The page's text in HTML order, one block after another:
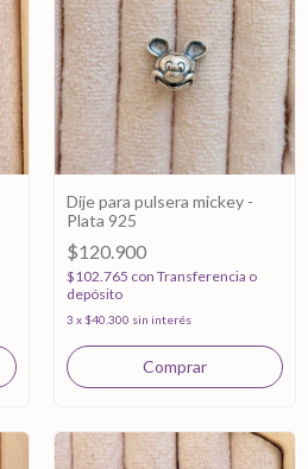
Dije para pulsera mickey -
Plata 925
$120.900
$102.765 con Transferencia o
depósito
3 x $40.300 sin interés